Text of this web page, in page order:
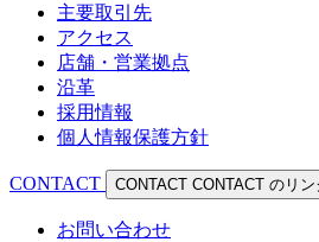
主要取引先
アクセス
店舗・営業拠点
沿革
採用情報
個人情報保護方針
CONTACT CONTACT CONTACT のリン
お問い合わせ